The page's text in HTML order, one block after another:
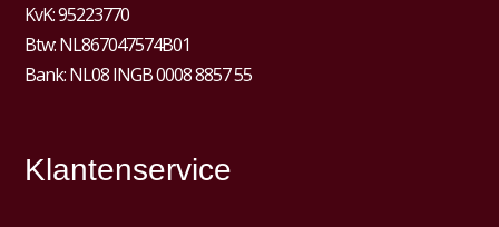
KvK:95223770
Btw:NL867047574B01
Bank: NL08 INGB 0008 8857 55
Klantenservice